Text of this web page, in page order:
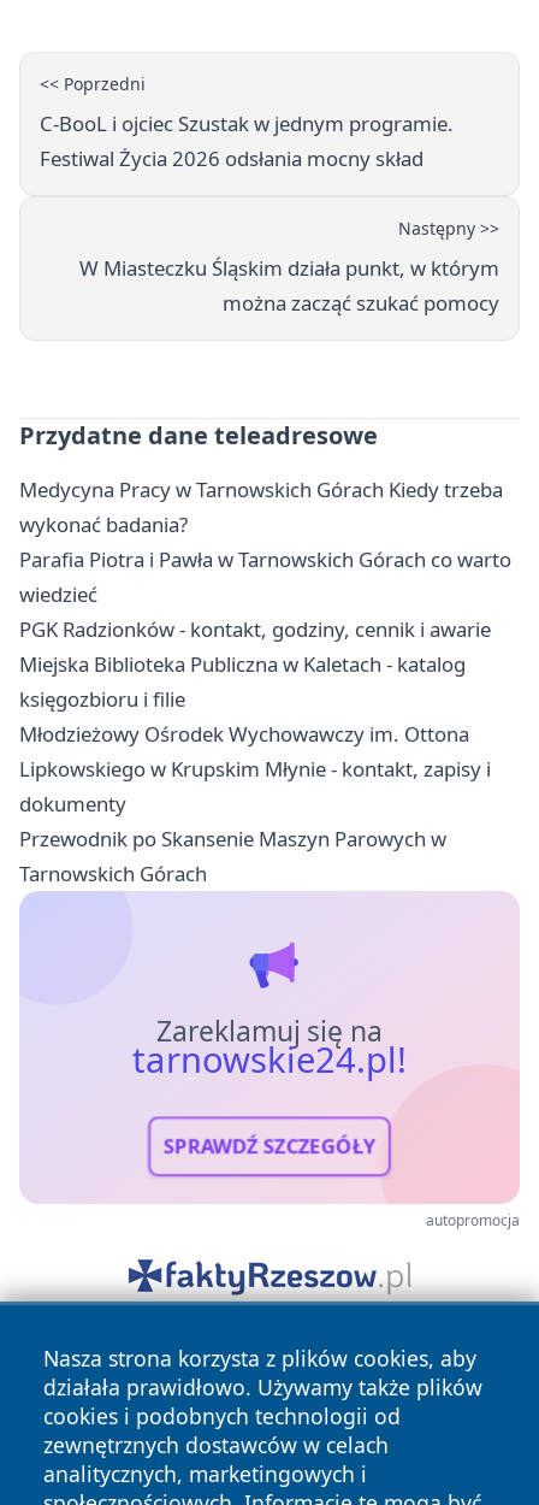
<< Poprzedni
C-BooL i ojciec Szustak w jednym programie.
Festiwal Życia 2026 odsłania mocny skład
Następny >>
W Miasteczku Śląskim działa punkt, w którym
można zacząć szukać pomocy
Przydatne dane teleadresowe
Medycyna Pracy w Tarnowskich Górach Kiedy trzeba
wykonać badania?
Parafia Piotra i Pawła w Tarnowskich Górach co warto
wiedzieć
PGK Radzionków - kontakt, godziny, cennik i awarie
Miejska Biblioteka Publiczna w Kaletach - katalog
księgozbioru i filie
Młodzieżowy Ośrodek Wychowawczy im. Ottona
Lipkowskiego w Krupskim Młynie - kontakt, zapisy i
dokumenty
Przewodnik po Skansenie Maszyn Parowych w
Tarnowskich Górach
Zareklamuj się na
tarnowskie24.pl!
SPRAWDŹ SZCZEGÓŁY
autopromocja
Nasza strona korzysta z plików cookies, aby
działała prawidłowo. Używamy także plików
cookies i podobnych technologii od
zewnętrznych dostawców w celach
analitycznych, marketingowych i
Copyright © 2026 tarnowskie24.pl Wszystkie prawa